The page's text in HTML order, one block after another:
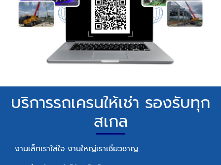
บริการรถเครนให้เช่า รองรับทุก
สเกล
งานเล็กเราใส่ใจ งานใหญ่เราเชี่ยวชาญ